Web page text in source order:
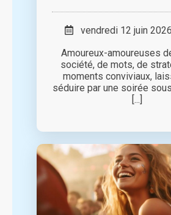
vendredi 12 juin
Amoureux-amoureuses
société, de mots, de
moments conviviaux,
séduire par une soirée
[...]